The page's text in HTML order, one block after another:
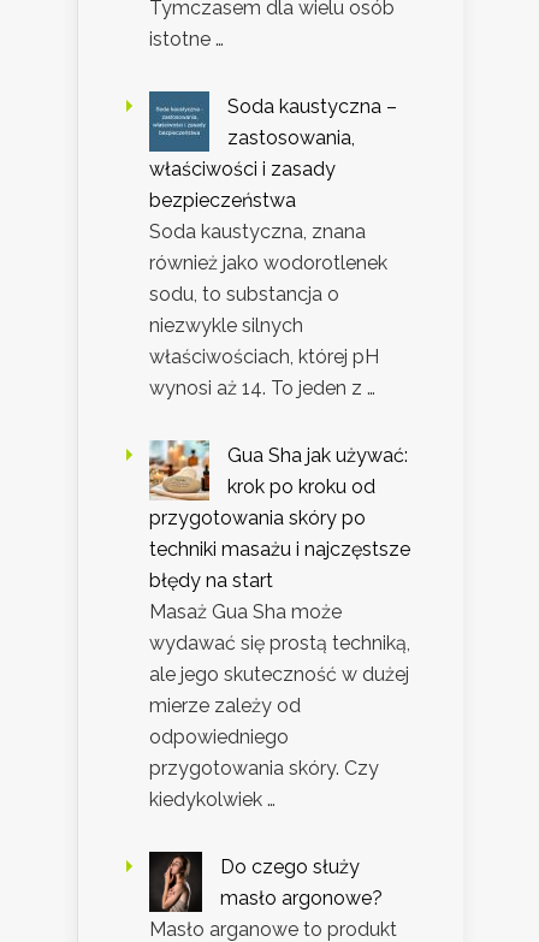
Tymczasem dla wielu osób
istotne …
Soda kaustyczna –
zastosowania,
właściwości i zasady
bezpieczeństwa
Soda kaustyczna, znana
również jako wodorotlenek
sodu, to substancja o
niezwykle silnych
właściwościach, której pH
wynosi aż 14. To jeden z …
Gua Sha jak używać:
krok po kroku od
przygotowania skóry po
techniki masażu i najczęstsze
błędy na start
Masaż Gua Sha może
wydawać się prostą techniką,
ale jego skuteczność w dużej
mierze zależy od
odpowiedniego
przygotowania skóry. Czy
kiedykolwiek …
Do czego służy
masło argonowe?
Masło arganowe to produkt